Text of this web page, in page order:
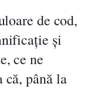
de cod,
și
ce ne
că, până la